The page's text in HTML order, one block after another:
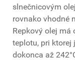
slnečnicovým
rovnako vhodné
Repkový olej má
teplotu, pri ktorej
dokonca až